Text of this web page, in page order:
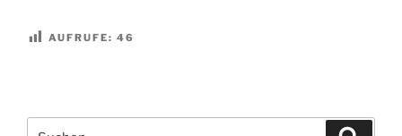
AUFRUFE: 46